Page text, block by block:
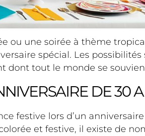
ou une soirée à thème
spécial. Les possibilités
dont tout le monde se
DE 30
festive lors d’un
et festive, il existe de